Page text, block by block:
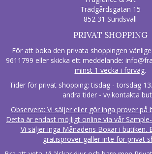
Trädgårdsgatan 15
852 31 Sundsvall
PRIVAT SHOPPING
För att boka den privata shoppingen
9611799 eller skicka ett meddelande:
minst 1 vecka i förväg.
Tider för privat shopping: tisdag - torsdag
andra tider - vv.kontakta
Observera: Vi säljer eller gör inga prover på
Detta är endast möjligt online via vår
Vi säljer inga Månadens Boxar i butiken.
gratisprover gäller inte för privat